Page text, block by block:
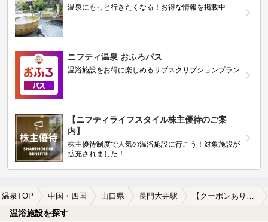
温泉にもっと行きたくなる！お得な情報を掲載中
ニフティ温泉 おふろパス
温浴施設をお得に楽しめるサブスクリプションプラン
【ニフティライフスタイル株主優待のご案
内】
株主優待制度で人気の温浴施設に行こう！対象施設が
拡充されました！
温泉TOP 中国・四国 山口県 長門大井駅 【クーポンあり】長門大井駅近くの温泉宿・温泉旅館・ホテルおすすめ(2026年版)
温浴施設を探す